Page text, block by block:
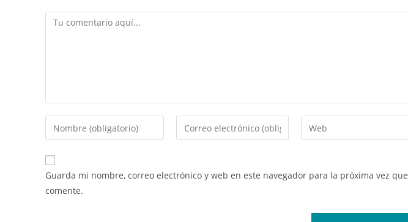
Guarda mi nombre, correo electrónico y web en este navegador para la próxima vez que
comente.